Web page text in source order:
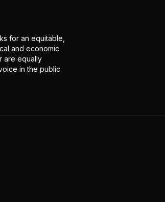
for an equitable,
and economic
are equally
in the public